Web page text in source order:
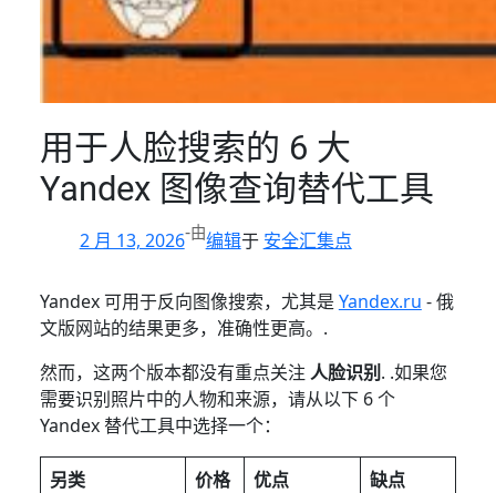
用于人脸搜索的 6 大
Yandex 图像查询替代工具
2 月 13, 2026-由编辑于 安全汇集点
Yandex 可用于反向图像搜索，尤其是 Yandex.ru - 俄
文版网站的结果更多，准确性更高。.
然而，这两个版本都没有重点关注 人脸识别. .如果您
需要识别照片中的人物和来源，请从以下 6 个
Yandex 替代工具中选择一个：
另类 价格 优点 缺点